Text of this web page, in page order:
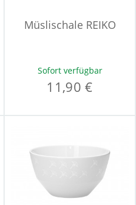
Müslischale REIKO
Sofort verfügbar
11,90 €